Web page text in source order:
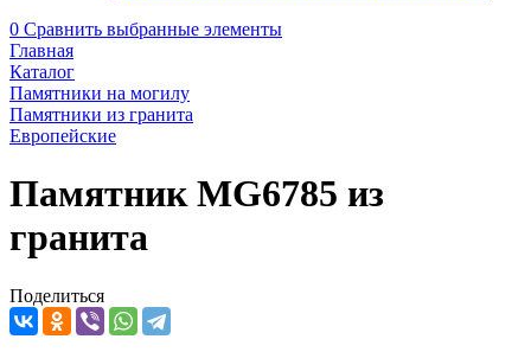
0 Сравнить выбранные элементы
Главная
Каталог
Памятники на могилу
Памятники из гранита
Европейские
Памятник MG6785 из
гранита
Поделиться